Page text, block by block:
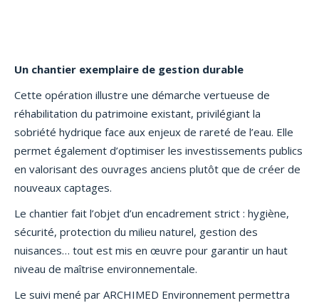
Un chantier exemplaire de gestion durable
Cette opération illustre une démarche vertueuse de
réhabilitation du patrimoine existant, privilégiant la
sobriété hydrique face aux enjeux de rareté de l’eau. Elle
permet également d’optimiser les investissements publics
en valorisant des ouvrages anciens plutôt que de créer de
nouveaux captages.
Le chantier fait l’objet d’un encadrement strict : hygiène,
sécurité, protection du milieu naturel, gestion des
nuisances… tout est mis en œuvre pour garantir un haut
niveau de maîtrise environnementale.
Le suivi mené par ARCHIMED Environnement permettra